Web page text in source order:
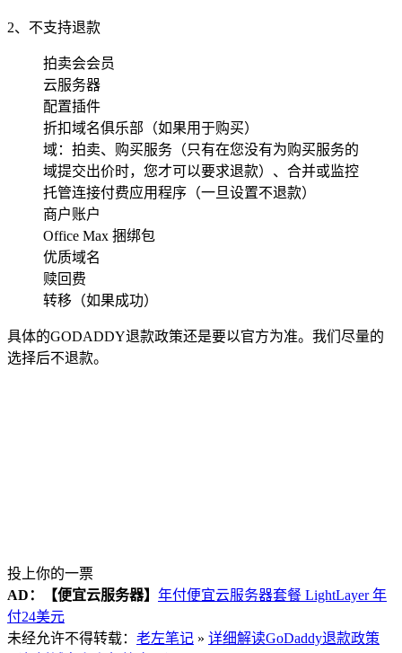
2、不支持退款
拍卖会会员
云服务器
配置插件
折扣域名俱乐部（如果用于购买）
域：拍卖、购买服务（只有在您没有为购买服务的
域提交出价时，您才可以要求退款）、合并或监控
托管连接付费应用程序（一旦设置不退款）
商户账户
Office Max 捆绑包
优质域名
赎回费
转移（如果成功）
具体的GODADDY退款政策还是要以官方为准。我们尽量的
选择后不退款。
投上你的一票
AD：
【便宜云服务器】 年付便宜云服务器套餐 LightLayer 年
付24美元
未经允许不得转载： 老左笔记 » 详细解读GoDaddy退款政策